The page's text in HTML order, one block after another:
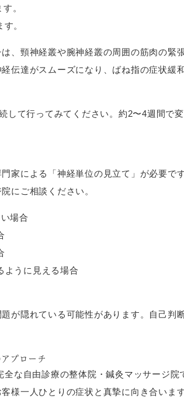
。
。
、頸神経叢や腕神経叢の周囲の筋肉の緊
伝達がスムーズになり、ばね指の症状緩
して行ってみてください。約2〜4週間で
家による「神経単位の見立て」が必要で
にご相談ください。
場合
ように見える場合
が隠れている可能性があります。自己判
プローチ
な自由診療の整体院・鍼灸マッサージ院
様一人ひとりの症状と真摯に向き合います